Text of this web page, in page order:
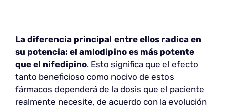
La diferencia principal entre ellos radica en
su potencia: el amlodipino es más potente
que el nifedipino. Esto significa que el efecto
tanto beneficioso como nocivo de estos
fármacos dependerá de la dosis que el paciente
realmente necesite, de acuerdo con la evolución